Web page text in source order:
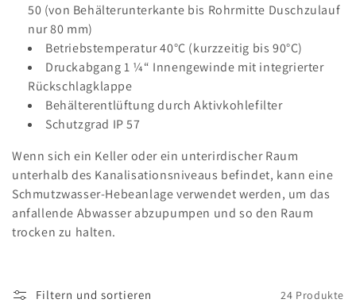
50 (von Behälterunterkante bis Rohrmitte Duschzulauf
nur 80 mm)
Betriebstemperatur 40°C (kurzzeitig bis 90°C)
Druckabgang 1 ¼“ Innengewinde mit integrierter
Rückschlagklappe
Behälterentlüftung durch Aktivkohlefilter
Schutzgrad IP 57
Wenn sich ein Keller oder ein unterirdischer Raum
unterhalb des Kanalisationsniveaus befindet, kann eine
Schmutzwasser-Hebeanlage verwendet werden, um das
anfallende Abwasser abzupumpen und so den Raum
trocken zu halten.
Filtern und sortieren 24 Produkte